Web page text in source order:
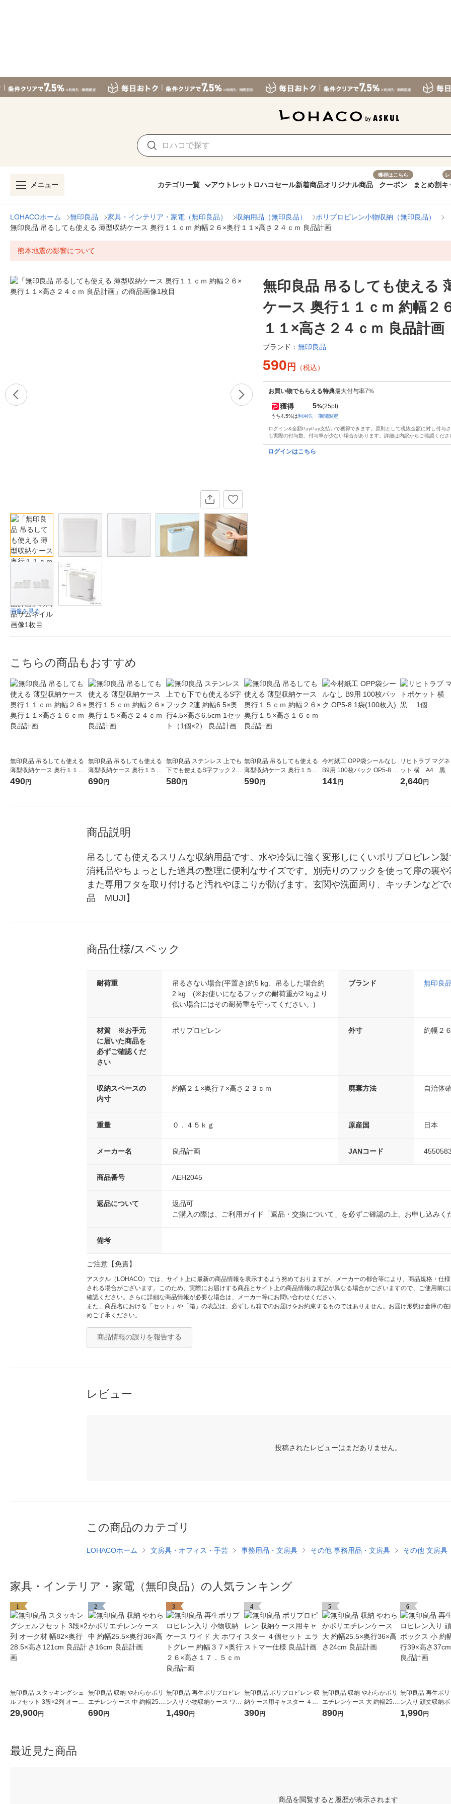
メニュー カテゴリ一覧 アウトレット ロハコセール新着商品オリジナル商品
獲得はこちら
クーポン まとめ割キ
LOHACOホーム 無印良品 家具・インテリア・家電（無印良品） 収納用品（無印良品）
ポリプロピレン小物収納（無印良品）
無印良品 吊るしても使える 薄型収納ケース 奥行１１ｃｍ 約幅２６×奥行１１×高さ２４ｃｍ 良品計画
熊本地震の影響について
画像を見る
無印良品 吊るしても使える
ケース 奥行１１ｃｍ 約幅２
１１×高さ２４ｃｍ 良品計画
ブランド： 無印良品
590 円 （税込）
お買い物でもらえる特典最大付与率7%
獲得 5%(25pt)
うち4.5%は利用先・期間限定
ログイン&全額PayPay支払いで獲得できます。原則として税抜金額に対し付与
も実際の付与数、付与率が少ない場合があります。詳細は内訳からご確認くださ
ログインはこちら
こちらの商品もおすすめ
無印良品 吊るしても使える
薄型収納ケース 奥行１１ｃ
ｍ 約幅２６×奥行１１×高さ
490円
無印良品 吊るしても使える
薄型収納ケース 奥行１５ｃ
ｍ 約幅２６×奥行１５×高さ
690円
無印良品 ステンレス 上でも
下でも使えるS字フック 2連
約幅6.5×奥行4.5×高さ6.5cm
580円
無印良品 吊るしても使える
薄型収納ケース 奥行１５ｃ
ｍ 約幅２６×奥行１５×高さ
590円
今村紙工 OPP袋シールなし
B9用 100枚パック OP5-8 1
袋(100枚入)
141円
リヒトラブ マグ
ット 横 A4
2,640円
商品説明
吊るしても使えるスリムな収納用品です。水や冷気に強く変形しにくいポリプロピレン
消耗品やちょっとした道具の整理に便利なサイズです。別売りのフックを使って扉の裏や
また専用フタを取り付けると汚れやほこりが防げます。玄関や洗面周り、キッチンなど
品　MUJI】
商品仕様/スペック
耐荷重
吊るさない場合(平置き)約5 kg、吊るした場合約
2 kg (※お使いになるフックの耐荷重が2 kgより
低い場合にはその耐荷重を守ってください。)
ブランド 無印良品
材質 ※お手元
に届いた商品を
必ずご確認くだ
さい
ポリプロピレン 外寸 約幅２
収納スペースの
内寸
約幅２１×奥行７×高さ２３ｃｍ 廃棄方法 自治体
重量 ０．４５ｋｇ 原産国 日本
メーカー名 良品計画 JANコード
商品番号 AEH2045
返品について
返品可
ご購入の際は、ご利用ガイド「返品・交換について」を必ずご確認の上、お申し込みく
備考
ご注意【免責】
アスクル（LOHACO）では、サイト上に最新の商品情報を表示するよう努めておりますが、メーカーの都合等により、商品規格・仕
される場合がございます。このため、実際にお届けする商品とサイト上の商品情報の表記が異なる場合がございますので、ご使用前
確認ください。さらに詳細な商品情報が必要な場合は、メーカー等にお問い合わせください。
また、商品名における「セット」や「箱」の表記は、必ずしも箱でのお届けをお約束するものではありません。お届け形態は倉庫の
めご了承ください。
商品情報の誤りを報告する
レビュー
投稿されたレビューはまだありません。
この商品のカテゴリ
LOHACOホーム 文房具・オフィス・手芸 事務用品・文房具 その他 事務用品・文房具 その他 文房具
家具・インテリア・家電（無印良品）の人気ランキング
1
無印良品 スタッキングシェ
ルフセット 3段×2列 オーク
材 幅82×奥行28.5×高さ121c
m 良品計画
29,900円
2
無印良品 収納 やわらかポリ
エチレンケース 中 約幅25.5
×奥行36×高さ16cm 良品計
690円
3
無印良品 再生ポリプロピレ
ン入り 小物収納ケース ワイ
ド 大 ホワイトグレー 約幅３
７×奥行２６×高さ１７．５
1,490円
4
無印良品 ポリプロピレン 収
納ケース用キャスター ４個
セット エラストマー仕様 良
390円
5
無印良品 収納 やわらかポリ
エチレンケース 大 約幅25.5
×奥行36×高さ24cm 良品計
890円
6
無印良品 再生ポ
ン入り 頑丈収納ボ
約幅40×奥行39×高
約30L 良品計画
1,990円
最近見た商品
商品を閲覧すると履歴が表示されます